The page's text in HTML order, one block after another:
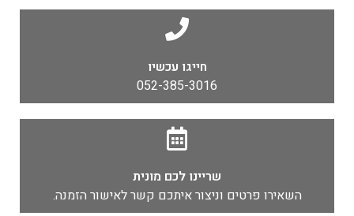
חייגו עכשיו
052-385-3016
שריינו לכם מונית
השאירו פרטים וניצור איתכם קשר לאישור הזמנה.